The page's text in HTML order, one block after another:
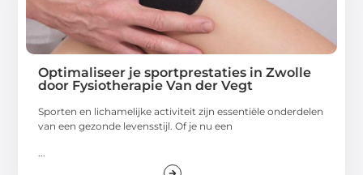
Optimaliseer je sportprestaties in Zwolle
door Fysiotherapie Van der Vegt
Sporten en lichamelijke activiteit zijn essentiële onderdelen
van een gezonde levensstijl. Of je nu een